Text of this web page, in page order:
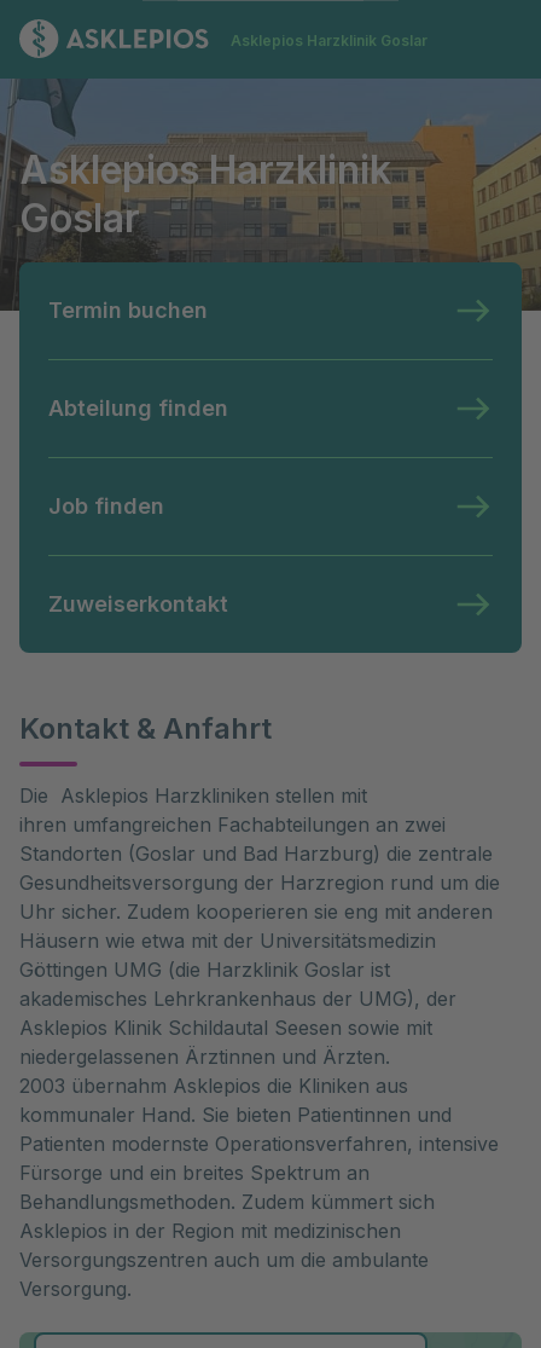
Zur Startseite
Asklepios Harzklinik Goslar
Asklepios Harzklinik Goslar
Asklepios Harzklinik
Goslar
Termin buchen
Abteilung finden
Job finden
Zuweiserkontakt
Kontakt & Anfahrt
Die Asklepios Harzkliniken stellen mit
ihren umfangreichen Fachabteilungen an zwei
Standorten (Goslar und Bad Harzburg) die zentrale
Gesundheitsversorgung der Harzregion rund um die
Uhr sicher. Zudem kooperieren sie eng mit anderen
Häusern wie etwa mit der Universitätsmedizin
Göttingen UMG (die Harzklinik Goslar ist
akademisches Lehrkrankenhaus der UMG), der
Asklepios Klinik Schildautal Seesen sowie mit
niedergelassenen Ärztinnen und Ärzten.
2003 übernahm Asklepios die Kliniken aus
kommunaler Hand. Sie bieten Patientinnen und
Patienten modernste Operationsverfahren, intensive
Fürsorge und ein breites Spektrum an
Behandlungsmethoden. Zudem kümmert sich
Asklepios in der Region mit medizinischen
Versorgungszentren auch um die ambulante
Versorgung.